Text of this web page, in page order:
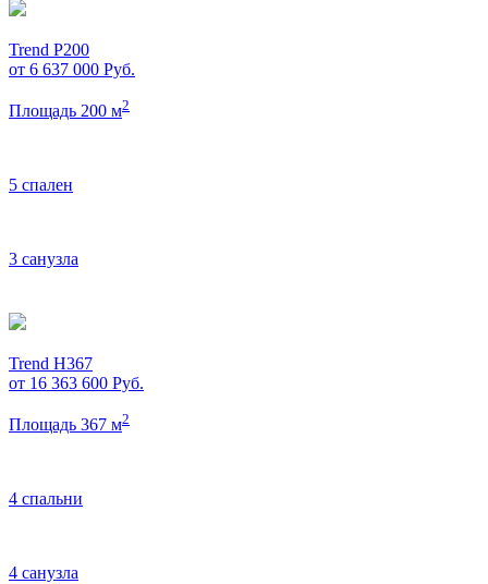
Trend P200
от 6 637 000 Руб.
Площадь 200 м2
5 спален
3 санузла
Trend H367
от 16 363 600 Руб.
Площадь 367 м2
4 спальни
4 санузла